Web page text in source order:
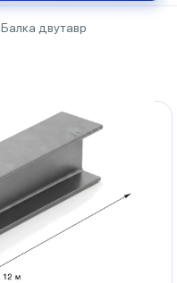
Балка двутавр